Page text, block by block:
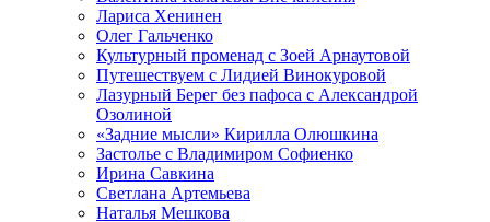
Лариса Хенинен
Олег Гальченко
Культурный променад с Зоей Арнаутовой
Путешествуем с Лидией Винокуровой
Лазурный Берег без пафоса с Александрой
Озолиной
«Задние мысли» Кирилла Олюшкина
Застолье с Владимиром Софиенко
Ирина Савкина
Светлана Артемьева
Наталья Мешкова